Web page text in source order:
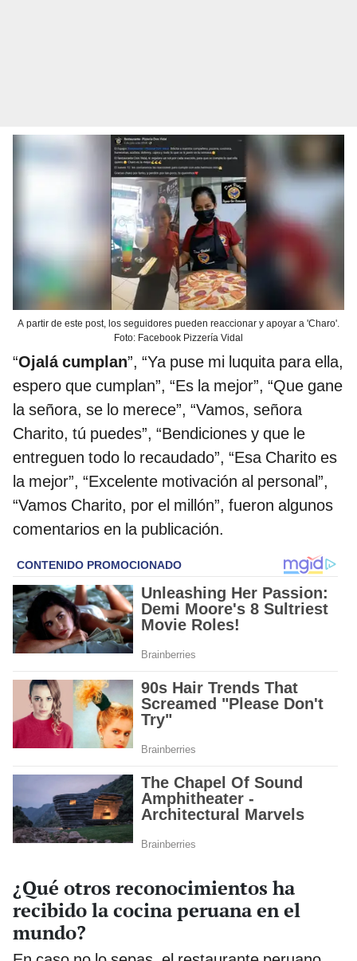
A partir de este post, los seguidores pueden reaccionar y apoyar a 'Charo'.
Foto: Facebook Pizzería Vidal
“Ojalá cumplan”, “Ya puse mi luquita para ella,
espero que cumplan”, “Es la mejor”, “Que gane
la señora, se lo merece”, “Vamos, señora
Charito, tú puedes”, “Bendiciones y que le
entreguen todo lo recaudado”, “Esa Charito es
la mejor”, “Excelente motivación al personal”,
“Vamos Charito, por el millón”, fueron algunos
comentarios en la publicación.
¿Qué otros reconocimientos ha
recibido la cocina peruana en el
mundo?